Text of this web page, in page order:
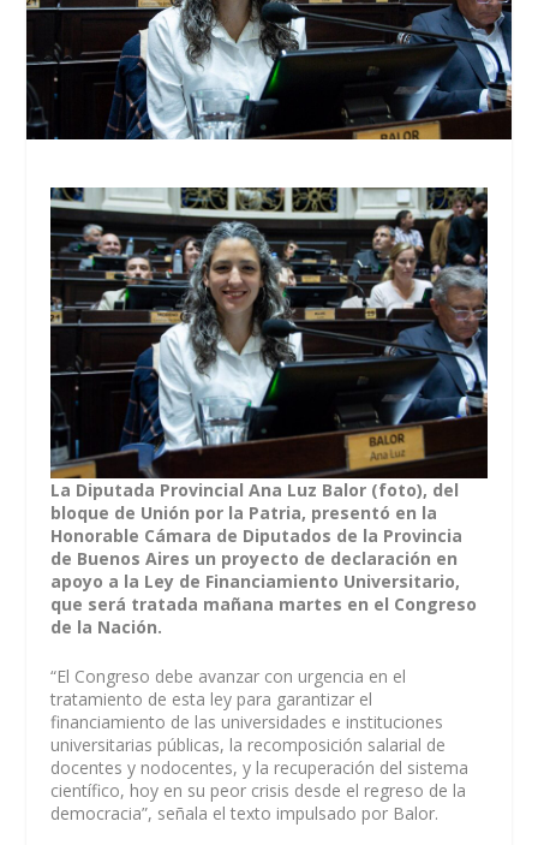
La Diputada Provincial Ana Luz Balor (foto), del
bloque de Unión por la Patria, presentó en la
Honorable Cámara de Diputados de la Provincia
de Buenos Aires un proyecto de declaración en
apoyo a la Ley de Financiamiento Universitario,
que será tratada mañana martes en el Congreso
de la Nación.
“El Congreso debe avanzar con urgencia en el
tratamiento de esta ley para garantizar el
financiamiento de las universidades e instituciones
universitarias públicas, la recomposición salarial de
docentes y nodocentes, y la recuperación del sistema
científico, hoy en su peor crisis desde el regreso de la
democracia”, señala el texto impulsado por Balor.